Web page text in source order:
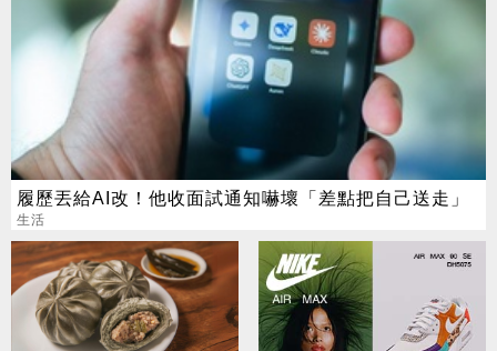
履歷丟給AI改！他收面試通知嚇壞「差點把自己送走」
生活